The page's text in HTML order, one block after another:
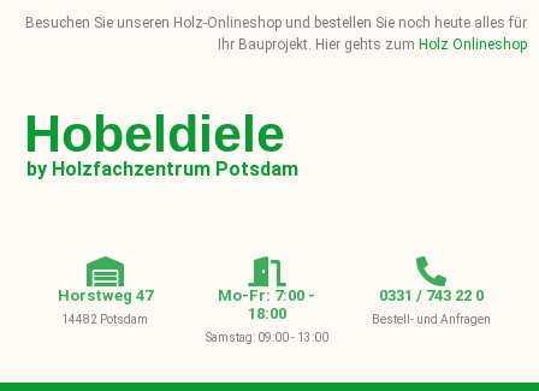
Besuchen Sie unseren Holz-Onlineshop und bestellen Sie noch heute alles für
Ihr Bauprojekt. Hier gehts zum Holz Onlineshop
Hobeldiele
by Holzfachzentrum Potsdam
Horstweg 47
14482 Potsdam
Mo-Fr: 7:00 -
18:00
Samstag: 09:00 - 13:00
0331 / 743 22 0
Bestell- und Anfragen